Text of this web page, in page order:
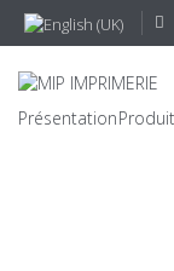
Présentation